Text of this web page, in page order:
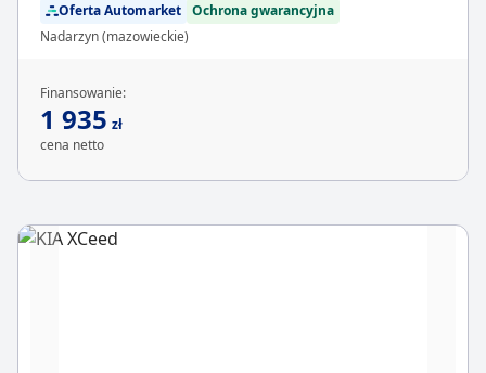
Oferta Automarket Ochrona gwarancyjna
Nadarzyn (mazowieckie)
Finansowanie:
1 935 zł
cena netto